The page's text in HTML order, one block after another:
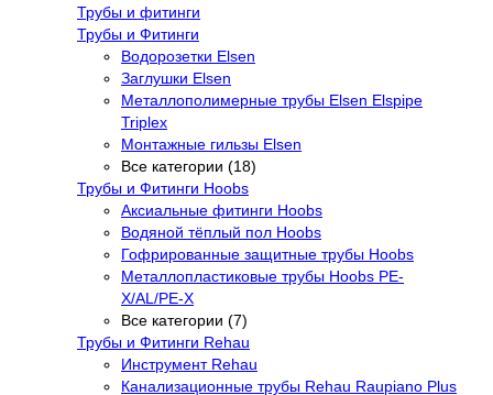
Трубы и фитинги
Трубы и Фитинги
Водорозетки Elsen
Заглушки Elsen
Металлополимерные трубы Elsen Elspipe
Triplex
Монтажные гильзы Elsen
Все категории (18)
Трубы и Фитинги Hoobs
Аксиальные фитинги Hoobs
Водяной тёплый пол Hoobs
Гофрированные защитные трубы Hoobs
Металлопластиковые трубы Hoobs PE-
X/AL/PE-X
Все категории (7)
Трубы и Фитинги Rehau
Инструмент Rehau
Канализационные трубы Rehau Raupiano Plus